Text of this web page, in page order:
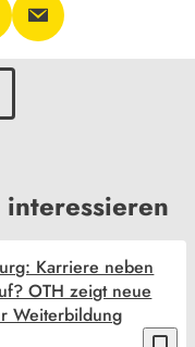
interessieren
Karriere neben
OTH zeigt neue
Weiterbildung